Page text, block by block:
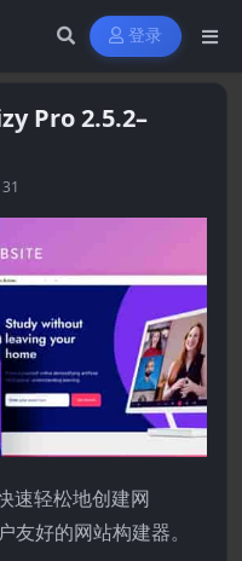
登录
Pro 2.5.2–
31
速轻松地创建网
友好的网站构建器。